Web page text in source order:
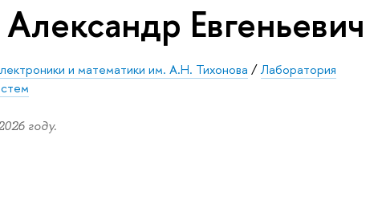
Евгеньевич
и математики им. А.Н. Тихонова /Лаборатория
году.